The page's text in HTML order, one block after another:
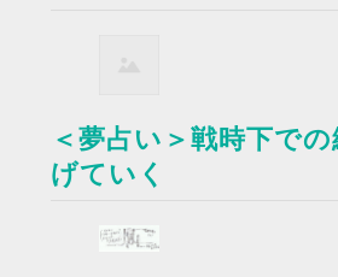
＜夢占い＞戦時下で
げていく